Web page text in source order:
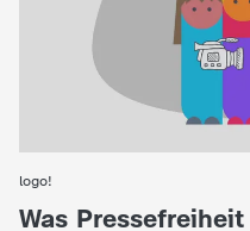
logo!
:
Was